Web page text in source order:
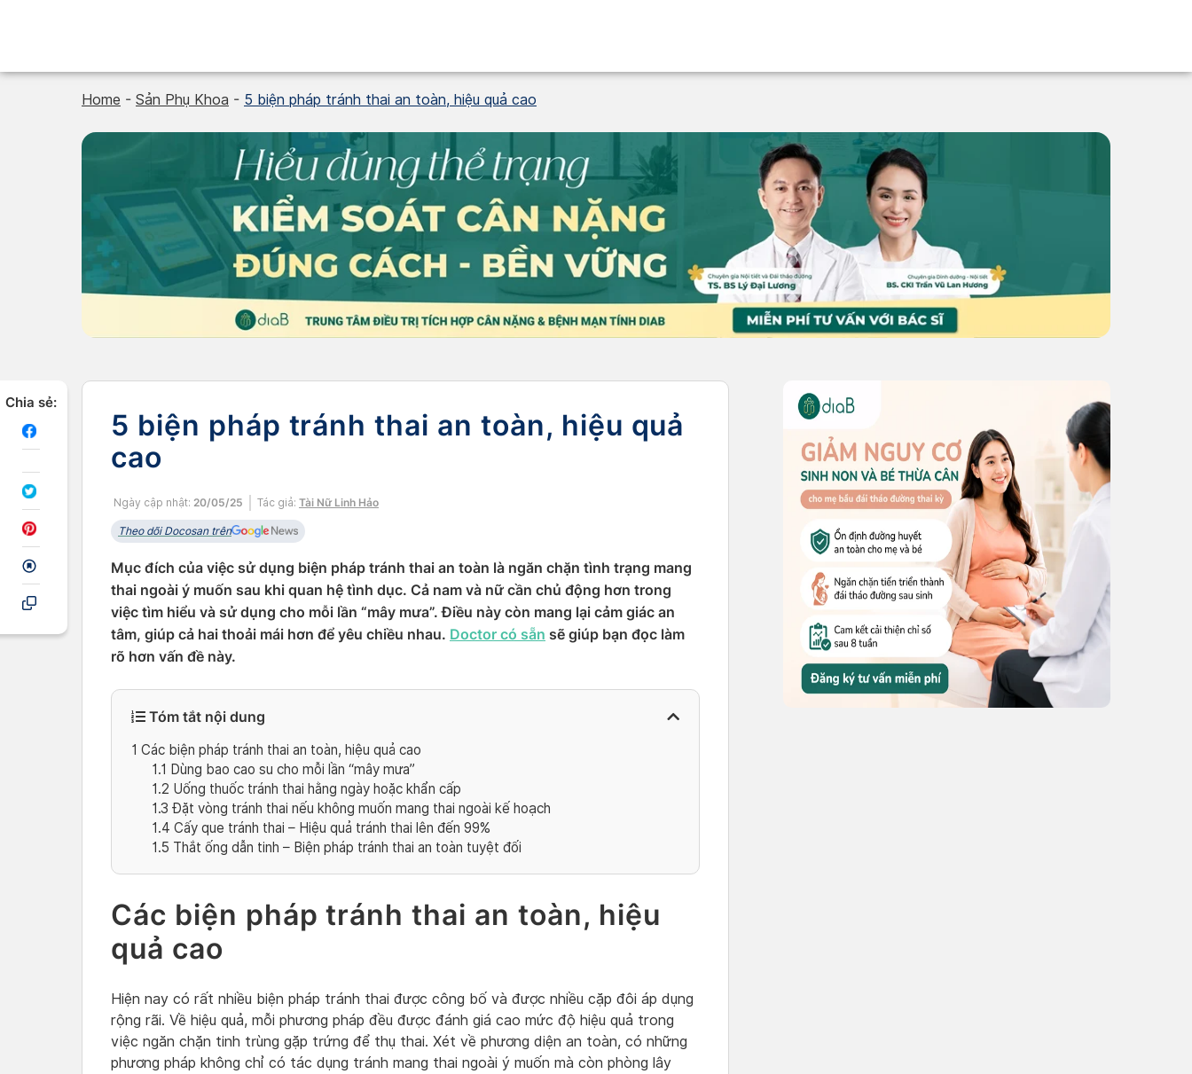
Home - Sản Phụ Khoa - 5 biện pháp tránh thai an toàn, hiệu quả cao
Chia sẻ:
5 biện pháp tránh thai an toàn, hiệu quả
cao
Ngày cập nhật: 20/05/25 Tác giả: Tài Nữ Linh Hảo
Theo dõi Docosan trên
Mục đích của việc sử dụng biện pháp tránh thai an toàn là ngăn chặn tình trạng mang
thai ngoài ý muốn sau khi quan hệ tình dục. Cả nam và nữ cần chủ động hơn trong
việc tìm hiểu và sử dụng cho mỗi lần “mây mưa”. Điều này còn mang lại cảm giác an
tâm, giúp cả hai thoải mái hơn để yêu chiều nhau. Doctor có sẵn sẽ giúp bạn đọc làm
rõ hơn vấn đề này.
Tóm tắt nội dung
1 Các biện pháp tránh thai an toàn, hiệu quả cao
1.1 Dùng bao cao su cho mỗi lần “mây mưa”
1.2 Uống thuốc tránh thai hằng ngày hoặc khẩn cấp
1.3 Đặt vòng tránh thai nếu không muốn mang thai ngoài kế hoạch
1.4 Cấy que tránh thai – Hiệu quả tránh thai lên đến 99%
1.5 Thắt ống dẫn tinh – Biện pháp tránh thai an toàn tuyệt đối
Các biện pháp tránh thai an toàn, hiệu
quả cao
Hiện nay có rất nhiều biện pháp tránh thai được công bố và được nhiều cặp đôi áp dụng
rộng rãi. Về hiệu quả, mỗi phương pháp đều được đánh giá cao mức độ hiệu quả trong
việc ngăn chặn tinh trùng gặp trứng để thụ thai. Xét về phương diện an toàn, có những
phương pháp không chỉ có tác dụng tránh mang thai ngoài ý muốn mà còn phòng lây